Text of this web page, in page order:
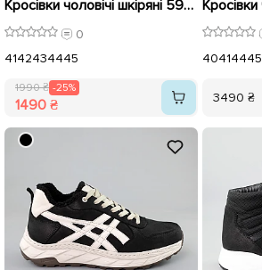
Кросівки чоловічі шкіряні 593222 Чорні розпродаж
0
4142434445
1990 ₴ -25%
1490 ₴
40414445
3490 ₴